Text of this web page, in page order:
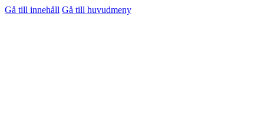
Gå till innehåll Gå till huvudmeny